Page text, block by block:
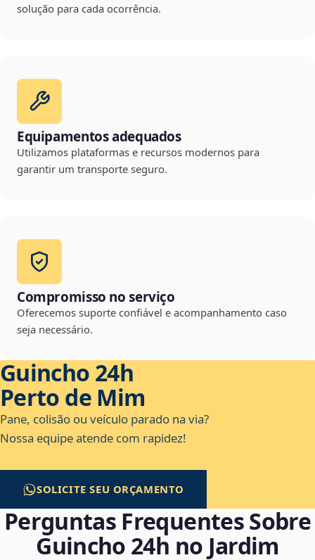
solução para cada ocorrência.
Equipamentos adequados
Utilizamos plataformas e recursos modernos para
garantir um transporte seguro.
Compromisso no serviço
Oferecemos suporte confiável e acompanhamento caso
seja necessário.
Guincho 24h
Perto de Mim
Pane, colisão ou veículo parado na via?
Nossa equipe atende com rapidez!
SOLICITE SEU ORÇAMENTO
Perguntas Frequentes Sobre
Guincho 24h no Jardim